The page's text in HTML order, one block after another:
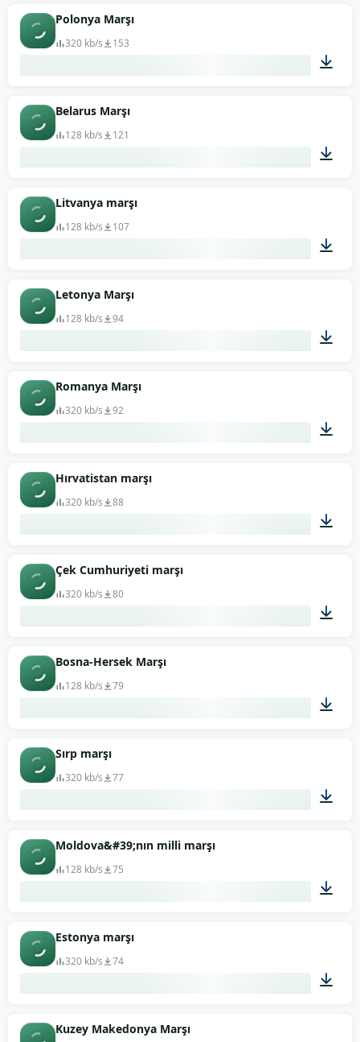
Polonya Marşı
320 kb/s 153
Belarus Marşı
128 kb/s 121
Litvanya marşı
128 kb/s 107
Letonya Marşı
128 kb/s 94
Romanya Marşı
320 kb/s 92
Hırvatistan marşı
320 kb/s 88
Çek Cumhuriyeti marşı
320 kb/s 80
Bosna-Hersek Marşı
128 kb/s 79
Sırp marşı
320 kb/s 77
Moldova&#39;nın milli marşı
128 kb/s 75
Estonya marşı
320 kb/s 74
Kuzey Makedonya Marşı